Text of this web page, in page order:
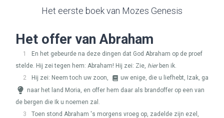
Het eerste boek van Mozes Genesis
Het offer van Abraham
1
En het gebeurde na deze dingen dat God Abraham op de proef
stelde. Hij zei tegen hem: Abraham! Hij zei: Zie, hierben ik.
2
Hij zei: Neem toch uw zoon,
uw enige, die u liefhebt, Izak, ga
naar het land Moria, en offer hem daar als brandoffer op een van
de bergen die Ik u noemen zal.
3
Toen stond Abraham 's morgens vroeg op, zadelde zijn ezel,